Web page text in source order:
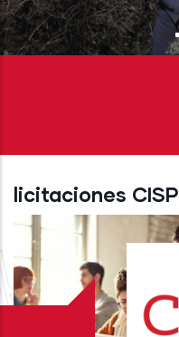
licitaciones CISP